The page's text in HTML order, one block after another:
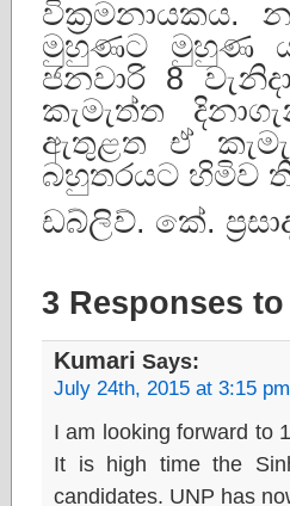
මුහුණට මුහුණ
ජනවාරි 8
කැමැත්ත
ඇතුළත ඒ
බහුතරයට හිමිව
ඩබ්ලිව්. කේ.
3 Responses
Kumari Says:
July 24th, 2015 at 3:15 pm
I am looking forward to
It is high time the
candidates. UNP has